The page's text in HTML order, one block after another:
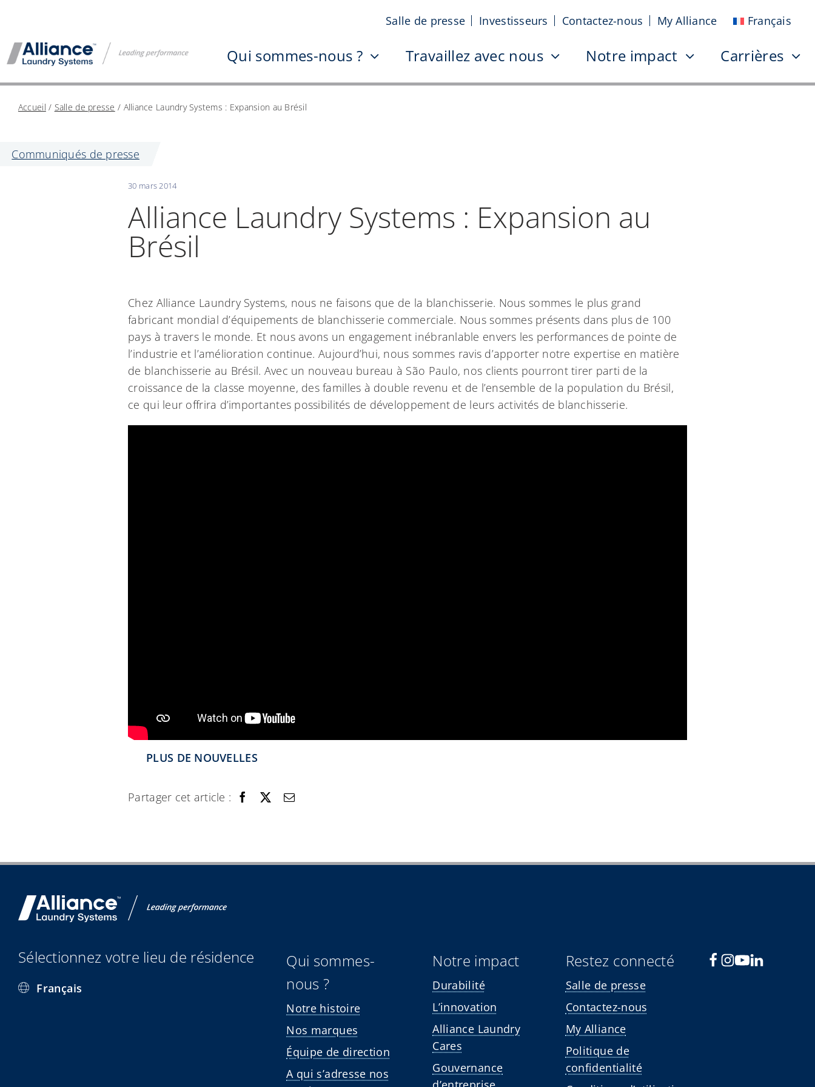
contenu
Salle de presse Investisseurs Contactez-nous My Alliance Français
Qui sommes-nous ? Travaillez avec nous Notre impact Carrières
Accueil / Salle de presse / Alliance Laundry Systems : Expansion au Brésil
Communiqués de presse
30 mars 2014
Alliance Laundry Systems : Expansion au
Brésil
Chez Alliance Laundry Systems, nous ne faisons que de la blanchisserie. Nous sommes le plus grand
fabricant mondial d’équipements de blanchisserie commerciale. Nous sommes présents dans plus de 100
pays à travers le monde. Et nous avons un engagement inébranlable envers les performances de pointe de
l’industrie et l’amélioration continue. Aujourd’hui, nous sommes ravis d’apporter notre expertise en matière
de blanchisserie au Brésil. Avec un nouveau bureau à São Paulo, nos clients pourront tirer parti de la
croissance de la classe moyenne, des familles à double revenu et de l’ensemble de la population du Brésil,
ce qui leur offrira d’importantes possibilités de développement de leurs activités de blanchisserie.
PLUS DE NOUVELLES
Partager cet article :
Sélectionnez votre lieu de résidence
Français
Qui sommes-
nous ?
Notre histoire
Nos marques
Équipe de direction
A qui s’adresse nos
Notre impact
Durabilité
L’innovation
Alliance Laundry
Cares
Gouvernance
Restez connecté
Salle de presse
Contactez-nous
My Alliance
Politique de
confidentialité